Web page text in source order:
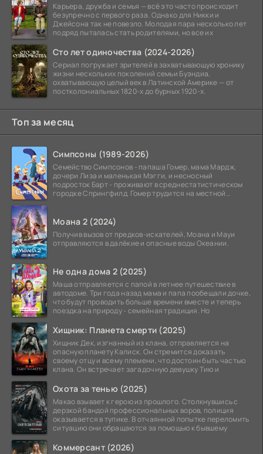
Карьера, дружба и семья — всё это часто происходит
безупречно с первого раза. Однако для Никки и
Джейсона так не повезло. Молодая пара несколько лет
подряд пыталась стать родителями, но все их
Сто лет одиночества (2024-2026)
Сериал погружает зрителей в захватывающую хронику
жизни нескольких поколений семьи Буэндиа,
охватывающую целый век в Латинской Америке — от
постколониальных 1820-х до бурных 1920-х.
Топ за месяц
Симпсоны (1989-2026)
Семейство Симпсонов - папаша Гомер, мама Мардж,
дочери Лиза и маленькая Мэгги, и несносный
подросток Барт - проживают в среднестатистическом
городке Спрингфилд. Гомер трудится на местной
Моана 2 (2024)
Получив вызов от предков-искателей, Моана и Мауи
отправляются в далёкие и опасные воды Океании.
Не одна дома 2 (2025)
Маша отправляется с папой в летнее путешествие в
автодоме. Три года назад мама и папа пообещали дочке,
что будут проводить больше времени вместе и теперь
поездка на природу - семейная традиция. Но
Хищник: Планета смерти (2025)
Хищник Дек, изгнанный из клана, отправляется на
опасную планету Калиск. Он стремится доказать
своему отцу и всему племени, что достоин быть частью
клана. Он встречает загадочную девушку Тию и
Охота за тенью (2025)
Макао взывает к герою из прошлого. Столкнувшись с
дерзкой бандой профессиональных воров, полиция
оказывается в тупике. В отчаянной попытке переломить
ситуацию они обращаются за помощью к бывшему
Коммерсант (2026)